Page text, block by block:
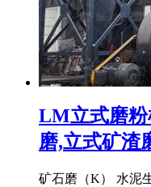
LM立式磨粉
磨,立式矿渣
矿石磨（K） 水泥